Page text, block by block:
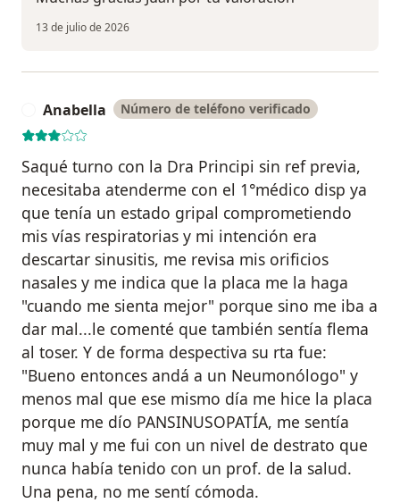
13 de julio de 2026
Anabella Número de teléfono verificado
Saqué turno con la Dra Principi sin ref previa,
necesitaba atenderme con el 1°médico disp ya
que tenía un estado gripal comprometiendo
mis vías respiratorias y mi intención era
descartar sinusitis, me revisa mis orificios
nasales y me indica que la placa me la haga
"cuando me sienta mejor" porque sino me iba a
dar mal...le comenté que también sentía flema
al toser. Y de forma despectiva su rta fue:
"Bueno entonces andá a un Neumonólogo" y
menos mal que ese mismo día me hice la placa
porque me dío PANSINUSOPATÍA, me sentía
muy mal y me fui con un nivel de destrato que
nunca había tenido con un prof. de la salud.
Una pena, no me sentí cómoda.